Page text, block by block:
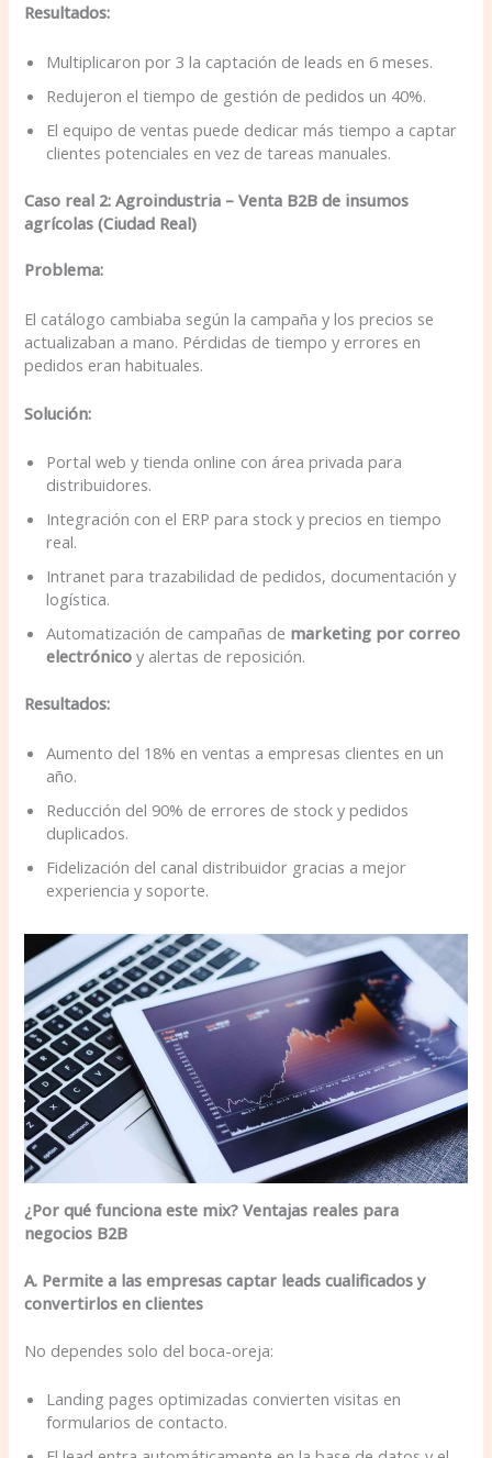
Resultados:
Multiplicaron por 3 la captación de leads en 6 meses.
Redujeron el tiempo de gestión de pedidos un 40%.
El equipo de ventas puede dedicar más tiempo a captar
clientes potenciales en vez de tareas manuales.
Caso real 2: Agroindustria – Venta B2B de insumos
agrícolas (Ciudad Real)
Problema:
El catálogo cambiaba según la campaña y los precios se
actualizaban a mano. Pérdidas de tiempo y errores en
pedidos eran habituales.
Solución:
Portal web y tienda online con área privada para
distribuidores.
Integración con el ERP para stock y precios en tiempo
real.
Intranet para trazabilidad de pedidos, documentación y
logística.
Automatización de campañas de marketing por correo
electrónico y alertas de reposición.
Resultados:
Aumento del 18% en ventas a empresas clientes en un
año.
Reducción del 90% de errores de stock y pedidos
duplicados.
Fidelización del canal distribuidor gracias a mejor
experiencia y soporte.
¿Por qué funciona este mix? Ventajas reales para
negocios B2B
A. Permite a las empresas captar leads cualificados y
convertirlos en clientes
No dependes solo del boca-oreja:
Landing pages optimizadas convierten visitas en
formularios de contacto.